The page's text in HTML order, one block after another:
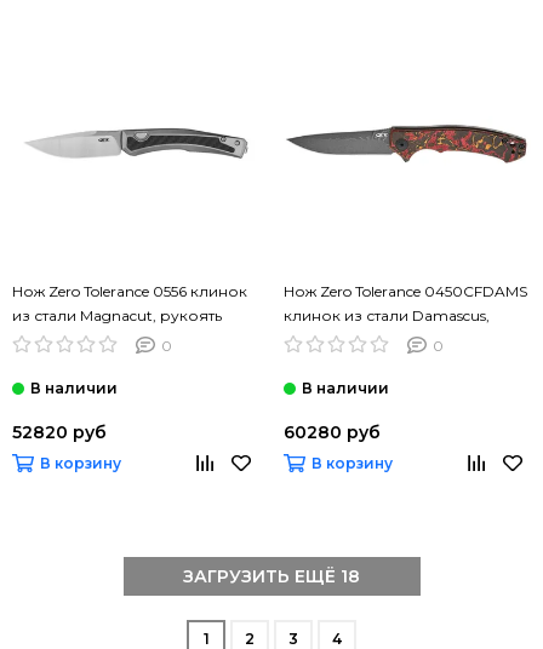
Нож Zero Tolerance 0556 клинок
из стали Magnacut, рукоять
Titan/Carbon
0
52820 руб
В корзину
Нож Zero Tolerance 0450CFDAMS
клинок из стали Damascus,
рукоять Титан/Carbon fiber
0
60280 руб
В корзину
ЗАГРУЗИТЬ ЕЩЁ 18
1 2 3 4